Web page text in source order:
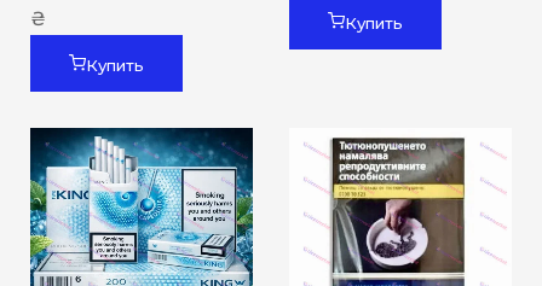
₴
Купить
Купить